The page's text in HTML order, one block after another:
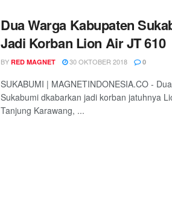
Dua Warga Kabupaten
Jadi Korban Lion Air JT 610
BY RED MAGNET 30 OKTOBER 2018 0
SUKABUMI | MAGNETINDONESIA.CO -
Sukabumi dkabarkan jadi korban jatuhnya
Tanjung Karawang, ...